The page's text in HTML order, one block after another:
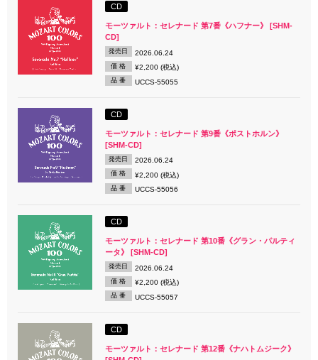
CD
モーツァルト：セレナード 第7番《ハフナー》 [SHM-
CD]
発売日 2026.06.24
価 格 ¥2,200 (税込)
品 番 UCCS-55055
CD
モーツァルト：セレナード 第9番《ポストホルン》
[SHM-CD]
発売日 2026.06.24
価 格 ¥2,200 (税込)
品 番 UCCS-55056
CD
モーツァルト：セレナード 第10番《グラン・パルティ
ータ》 [SHM-CD]
発売日 2026.06.24
価 格 ¥2,200 (税込)
品 番 UCCS-55057
CD
モーツァルト：セレナード 第12番《ナハトムジーク》